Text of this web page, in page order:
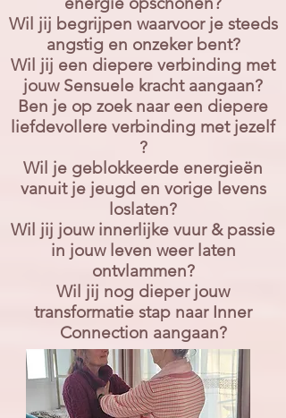
Wil jij begrijpen waarvoor je steeds
angstig en onzeker bent?
Wil jij een diepere verbinding met
jouw Sensuele kracht aangaan?
Ben je op zoek naar een diepere
liefdevollere verbinding met jezelf
?
Wil je geblokkeerde energieën
vanuit je jeugd en vorige levens
loslaten?
Wil jij jouw innerlijke vuur & passie
in jouw leven weer laten
ontvlammen?
Wil jij nog dieper jouw
transformatie stap naar Inner
Connection aangaan?